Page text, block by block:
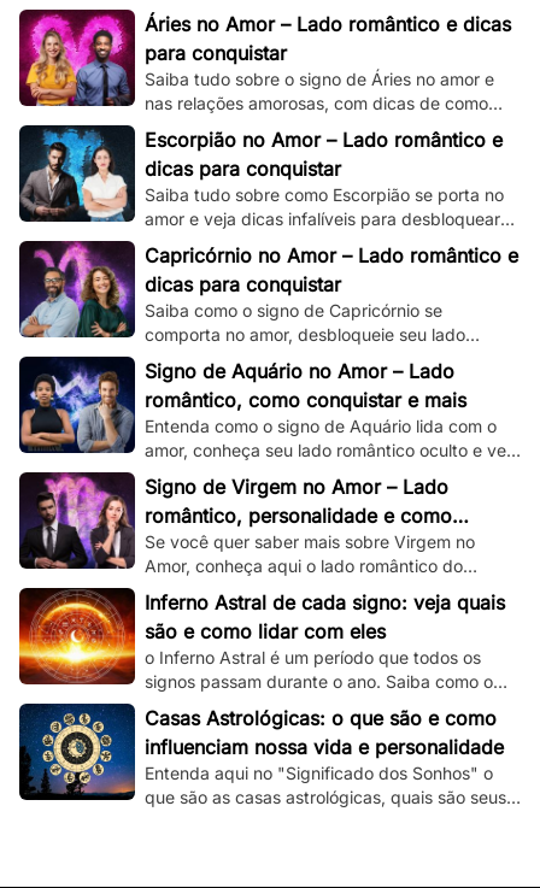
seu lado romântico!
Áries no Amor – Lado romântico e dicas
para conquistar
Saiba tudo sobre o signo de Áries no amor e
nas relações amorosas, com dicas de como
destravar seu intenso e ardente lado
romântico.
Escorpião no Amor – Lado romântico e
dicas para conquistar
Saiba tudo sobre como Escorpião se porta no
amor e veja dicas infalíveis para desbloquear
seu misterioso e enigmático lado romântico.
Capricórnio no Amor – Lado romântico e
dicas para conquistar
Saiba como o signo de Capricórnio se
comporta no amor, desbloqueie seu lado
romântico e veja dicas de como conquistar um
capricorniano!
Signo de Aquário no Amor – Lado
romântico, como conquistar e mais
Entenda como o signo de Aquário lida com o
amor, conheça seu lado romântico oculto e veja
dicas de como conquistar um aquariano!
Signo de Virgem no Amor – Lado
romântico, personalidade e como
conquistar
Se você quer saber mais sobre Virgem no
Amor, conheça aqui o lado romântico do
virginiano e confira dicas de como conquistá-
lo.
Inferno Astral de cada signo: veja quais
são e como lidar com eles
o Inferno Astral é um período que todos os
signos passam durante o ano. Saiba como o
seu signo é atingido e como lidar com essa
fase.
Casas Astrológicas: o que são e como
influenciam nossa vida e personalidade
Entenda aqui no "Significado dos Sonhos" o
que são as casas astrológicas, quais são seus